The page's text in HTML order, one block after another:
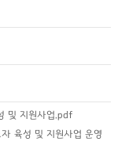
및 지원사업.pdf
육성 및 지원사업 운영